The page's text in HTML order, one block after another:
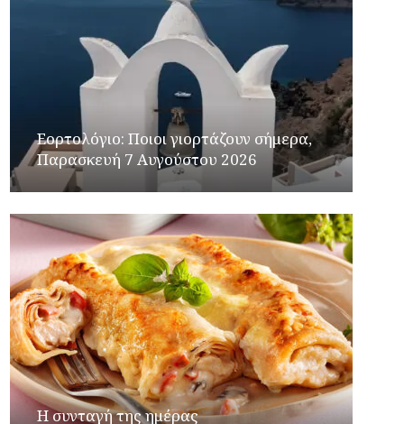
Εορτολόγιο: Ποιοι γιορτάζουν σήμερα,
Παρασκευή 7 Αυγούστου 2026
Η συνταγή της ημέρας